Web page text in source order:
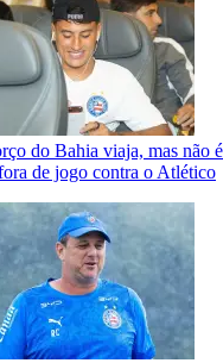
do Bahia viaja, mas não
de jogo contra o Atlético